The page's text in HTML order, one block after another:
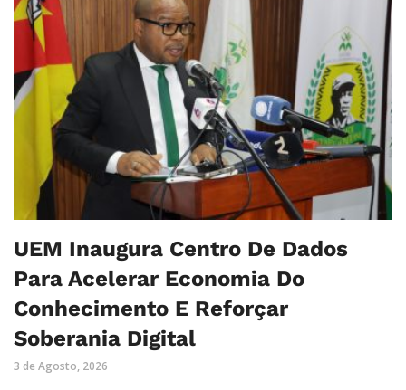
UEM Inaugura Centro De Dados
Para Acelerar Economia Do
Conhecimento E Reforçar
Soberania Digital
3 de Agosto, 2026